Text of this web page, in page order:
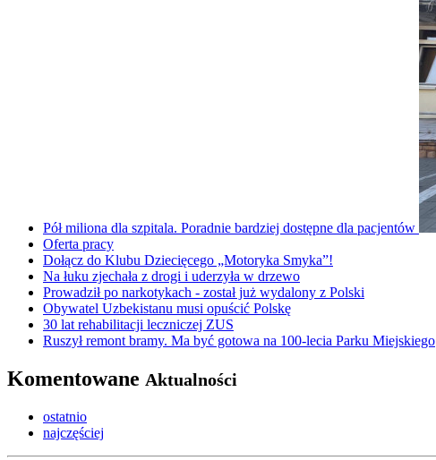
Pół miliona dla szpitala. Poradnie bardziej dostępne dla pacjentów
Oferta pracy
Dołącz do Klubu Dziecięcego „Motoryka Smyka”!
Na łuku zjechała z drogi i uderzyła w drzewo
Prowadził po narkotykach - został już wydalony z Polski
Obywatel Uzbekistanu musi opuścić Polskę
30 lat rehabilitacji leczniczej ZUS
Ruszył remont bramy. Ma być gotowa na 100-lecia Parku Miejskiego
Komentowane Aktualności
ostatnio
najczęściej